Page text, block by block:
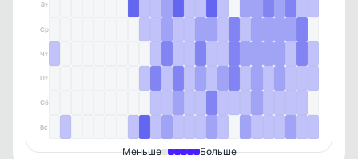
Вт
Ср
Чт
Пт
Сб
Вс
Меньше Больше